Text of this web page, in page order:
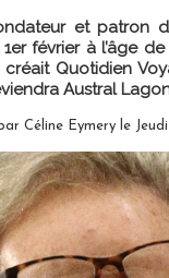
et patron
février à l’âge
Quotidien
Austral
Céline Eymery le